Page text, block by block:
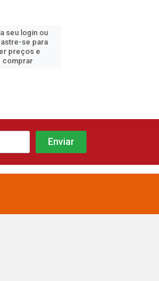
seu login ou
se para
preços e
comprar